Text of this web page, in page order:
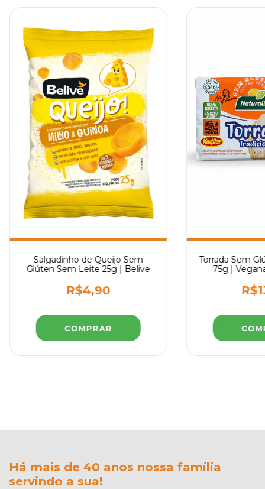
Salgadinho de Queijo Sem
Glúten Sem Leite 25g | Belive
R$4,90
Torrada Sem
75g |
Há mais de 40 anos nossa família
servindo a sua!